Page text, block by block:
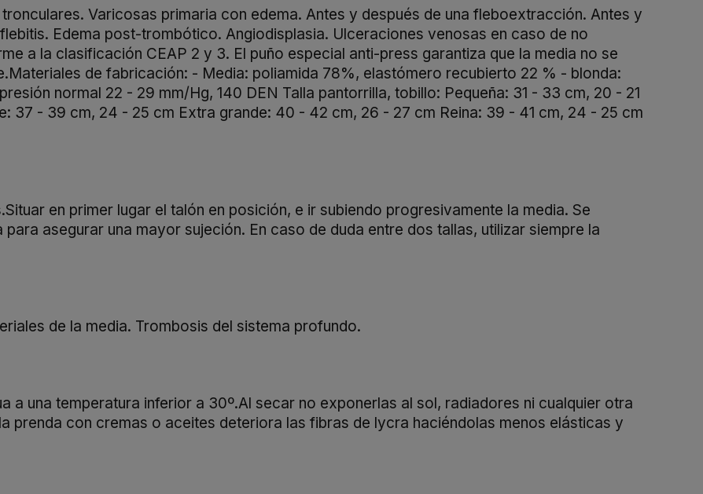
Varicosas primaria con edema. Antes y después de una fleboextracción. Antes y
Edema post-trombótico. Angiodisplasia. Ulceraciones venosas en caso de no
a la clasificación CEAP 2 y 3. El puño especial anti-press garantiza que la media no se
de fabricación: - Media: poliamida 78%, elastómero recubierto 22 % - blonda:
normal 22 - 29 mm/Hg, 140 DEN Talla pantorrilla, tobillo: Pequeña: 31 - 33 cm, 20 - 21
37 - 39 cm, 24 - 25 cm Extra grande: 40 - 42 cm, 26 - 27 cm Reina: 39 - 41 cm, 24 - 25 cm
en primer lugar el talón en posición, e ir subiendo progresivamente la media. Se
asegurar una mayor sujeción. En caso de duda entre dos tallas, utilizar siempre la
de la media. Trombosis del sistema profundo.
a una temperatura inferior a 30º.Al secar no exponerlas al sol, radiadores ni cualquier otra
prenda con cremas o aceites deteriora las fibras de lycra haciéndolas menos elásticas y